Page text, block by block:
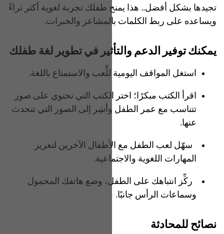
تجيدها بشكل أفضل.. هذا يمنح طفلك تجربة لغوية أكثر ثراءً
ويساعده على ربط الكلمات بالمشاعر والخبرات.
يمكنك توفير الدعم والتأثير في تطوير لغة طفلك
استغل المواقف اليومية للِّعب والاستمتاع باللغة.
اقرأ الكتب مبكرًا؛ اختر الكتب التي تحتوي على صور
تتناسب مع عمر الطفل وأشِر إلى الصور التي تتحدث
عنها.
سهّل لعب الطفل مع الأطفال الآخرين لتعزيز
المهارات اللغوية والاجتماعية.
ركِّز انتباهك على الطفل، وضع هاتفك المحمول
وسماعات الرأس جانبًا.
نصائح للمحادثة